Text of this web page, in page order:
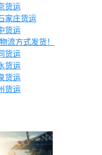
货运
家庄货运
货运
流方式发货！
货运
货运
货运
货运